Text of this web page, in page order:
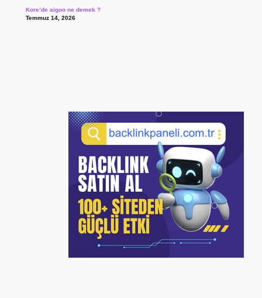
Kore’de aigoo ne demek ?
Temmuz 14, 2026